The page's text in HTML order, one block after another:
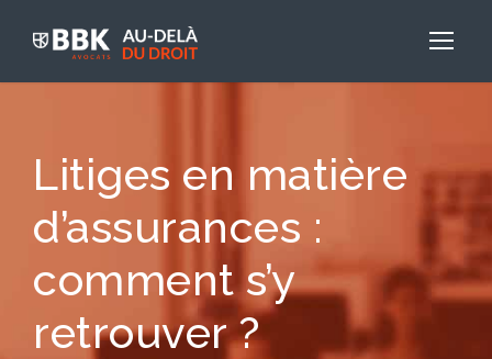
Litiges en matière
d’assurances :
comment s’y
retrouver ?